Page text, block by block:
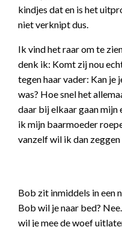
kindjes dat en is het
niet verknipt dus.
Ik vind het raar om te
denk ik: Komt zij nou
tegen haar vader: Kan je
was? Hoe snel het
daar bij elkaar gaan
ik mijn baarmoeder
vanzelf wil ik dan zeggen
Bob zit inmiddels in een
Bob wil je naar bed?
wil je mee de woef